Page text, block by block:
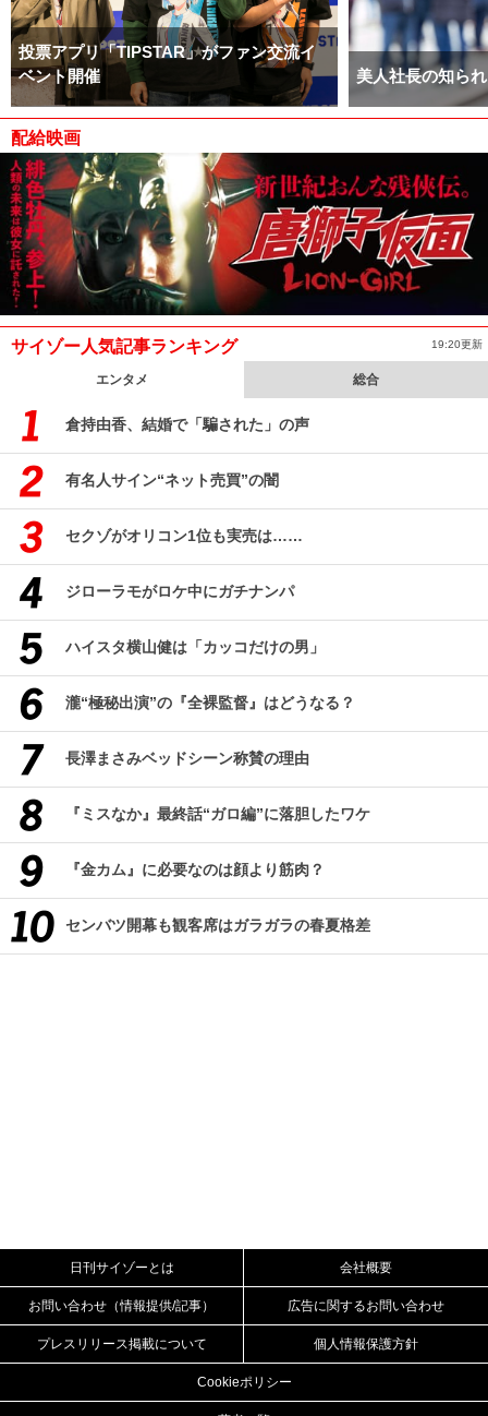
投票アプリ「TIPSTAR」がファン交流イ
ベント開催
美人社長の知ら
配給映画
サイゾー人気記事ランキング 19:20更新
エンタメ 総合
倉持由香、結婚で「騙された」の声
有名人サイン“ネット売買”の闇
セクゾがオリコン1位も実売は……
ジローラモがロケ中にガチナンパ
ハイスタ横山健は「カッコだけの男」
瀧“極秘出演”の『全裸監督』はどうなる？
長澤まさみベッドシーン称賛の理由
『ミスなか』最終話“ガロ編”に落胆したワケ
『金カム』に必要なのは顔より筋肉？
センバツ開幕も観客席はガラガラの春夏格差
日刊サイゾーとは 会社概要
お問い合わせ（情報提供/記事） 広告に関するお問い合わせ
プレスリリース掲載について 個人情報保護方針
Cookieポリシー